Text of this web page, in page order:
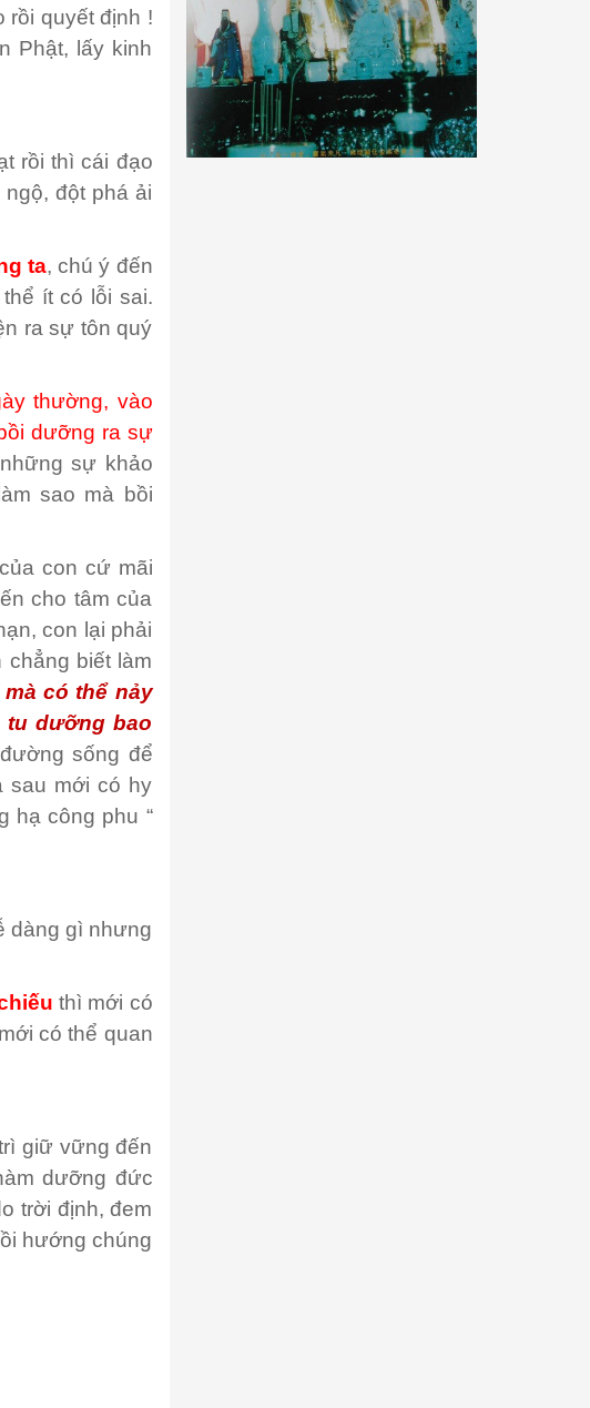
rồi quyết định !
Phật, lấy kinh
rồi thì cái đạo
đột phá ải
ta, chú ý đến
ít có lỗi sai.
ra sự tôn quý
thường, vào
dưỡng ra sự
sự khảo
sao mà bồi
con cứ mãi
cho tâm của
con lại phải
biết làm
có thể nảy
dưỡng bao
sống để
sau mới có hy
hạ công phu “
dàng gì nhưng
thì mới có
có thể quan
giữ vững đến
dưỡng đức
trời định, đem
hướng chúng